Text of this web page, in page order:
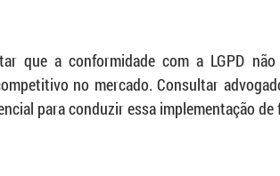
que a conformidade com a LGPD
no mercado. Consultar
para conduzir essa implementação